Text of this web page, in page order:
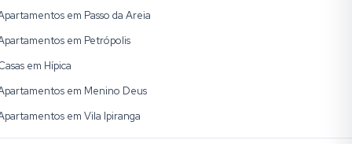
em Passo da Areia
em Petrópolis
em Hípica
em Menino Deus
em Vila Ipiranga